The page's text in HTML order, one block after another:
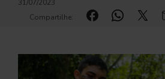
31/07/2023
Compartilhe: